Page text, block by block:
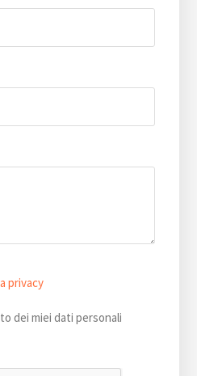
privacy
dei miei dati personali